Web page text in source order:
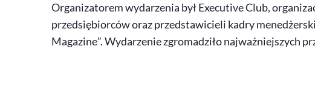
Organizatorem wydarzenia byłExecutive Club,
przedsiębiorców oraz przedstawicieli kadry
Magazine”. Wydarzenie zgromadziło najważniejszych